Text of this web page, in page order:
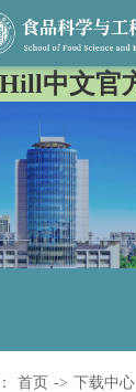
中文官
首页 -> 下载中心